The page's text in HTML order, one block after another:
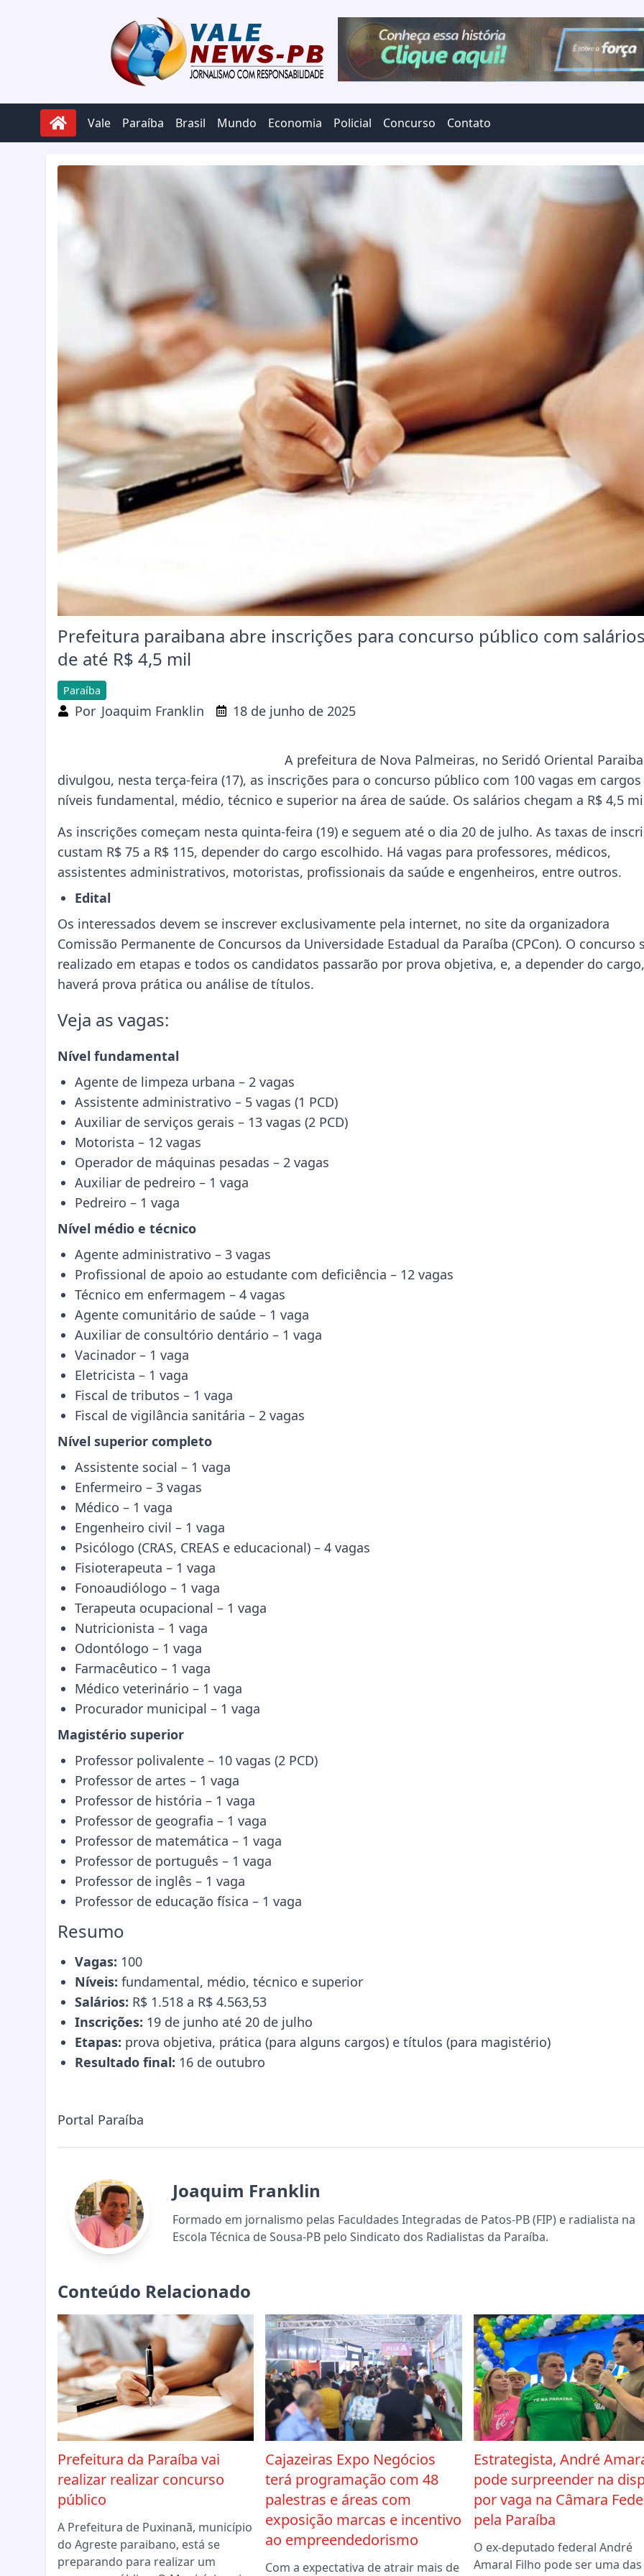
Vale Paraíba Brasil Mundo Economia Policial Concurso Contato
Prefeitura paraibana abre inscrições para concurso público com salários
de até R$ 4,5 mil
Paraíba
Por Joaquim Franklin 18 de junho de 2025
A prefeitura de Nova Palmeiras, no Seridó Oriental
divulgou, nesta terça-feira (17), as inscrições para o concurso público com 100 vagas em
níveis fundamental, médio, técnico e superior na área de saúde. Os salários chegam a R$ 4,5
As inscrições começam nesta quinta-feira (19) e seguem até o dia 20 de julho. As taxas de
custam R$ 75 a R$ 115, depender do cargo escolhido. Há vagas para professores, médicos,
assistentes administrativos, motoristas, profissionais da saúde e engenheiros, entre outros.
Edital
Os interessados devem se inscrever exclusivamente pela internet, no site da organizadora
Comissão Permanente de Concursos da Universidade Estadual da Paraíba (CPCon). O concurso
realizado em etapas e todos os candidatos passarão por prova objetiva, e, a depender do cargo,
haverá prova prática ou análise de títulos.
Veja as vagas:
Nível fundamental
Agente de limpeza urbana – 2 vagas
Assistente administrativo – 5 vagas (1 PCD)
Auxiliar de serviços gerais – 13 vagas (2 PCD)
Motorista – 12 vagas
Operador de máquinas pesadas – 2 vagas
Auxiliar de pedreiro – 1 vaga
Pedreiro – 1 vaga
Nível médio e técnico
Agente administrativo – 3 vagas
Profissional de apoio ao estudante com deficiência – 12 vagas
Técnico em enfermagem – 4 vagas
Agente comunitário de saúde – 1 vaga
Auxiliar de consultório dentário – 1 vaga
Vacinador – 1 vaga
Eletricista – 1 vaga
Fiscal de tributos – 1 vaga
Fiscal de vigilância sanitária – 2 vagas
Nível superior completo
Assistente social – 1 vaga
Enfermeiro – 3 vagas
Médico – 1 vaga
Engenheiro civil – 1 vaga
Psicólogo (CRAS, CREAS e educacional) – 4 vagas
Fisioterapeuta – 1 vaga
Fonoaudiólogo – 1 vaga
Terapeuta ocupacional – 1 vaga
Nutricionista – 1 vaga
Odontólogo – 1 vaga
Farmacêutico – 1 vaga
Médico veterinário – 1 vaga
Procurador municipal – 1 vaga
Magistério superior
Professor polivalente – 10 vagas (2 PCD)
Professor de artes – 1 vaga
Professor de história – 1 vaga
Professor de geografia – 1 vaga
Professor de matemática – 1 vaga
Professor de português – 1 vaga
Professor de inglês – 1 vaga
Professor de educação física – 1 vaga
Resumo
Vagas: 100
Níveis: fundamental, médio, técnico e superior
Salários: R$ 1.518 a R$ 4.563,53
Inscrições: 19 de junho até 20 de julho
Etapas: prova objetiva, prática (para alguns cargos) e títulos (para magistério)
Resultado final: 16 de outubro
Portal Paraíba
Joaquim Franklin
Formado em jornalismo pelas Faculdades Integradas de Patos-PB (FIP) e radialista na
Escola Técnica de Sousa-PB pelo Sindicato dos Radialistas da Paraíba.
Conteúdo Relacionado
Prefeitura da Paraíba vai
realizar realizar concurso
público
A Prefeitura de Puxinanã, município
do Agreste paraibano, está se
preparando para realizar um
Cajazeiras Expo Negócios
terá programação com 48
palestras e áreas com
exposição marcas e incentivo
ao empreendedorismo
Com a expectativa de atrair mais de
Estrategista, André
pode surpreender na
por vaga na Câmara
pela Paraíba
O ex-deputado federal André
Amaral Filho pode ser uma das